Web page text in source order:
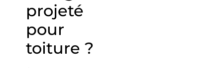
projeté
pour
toiture ?